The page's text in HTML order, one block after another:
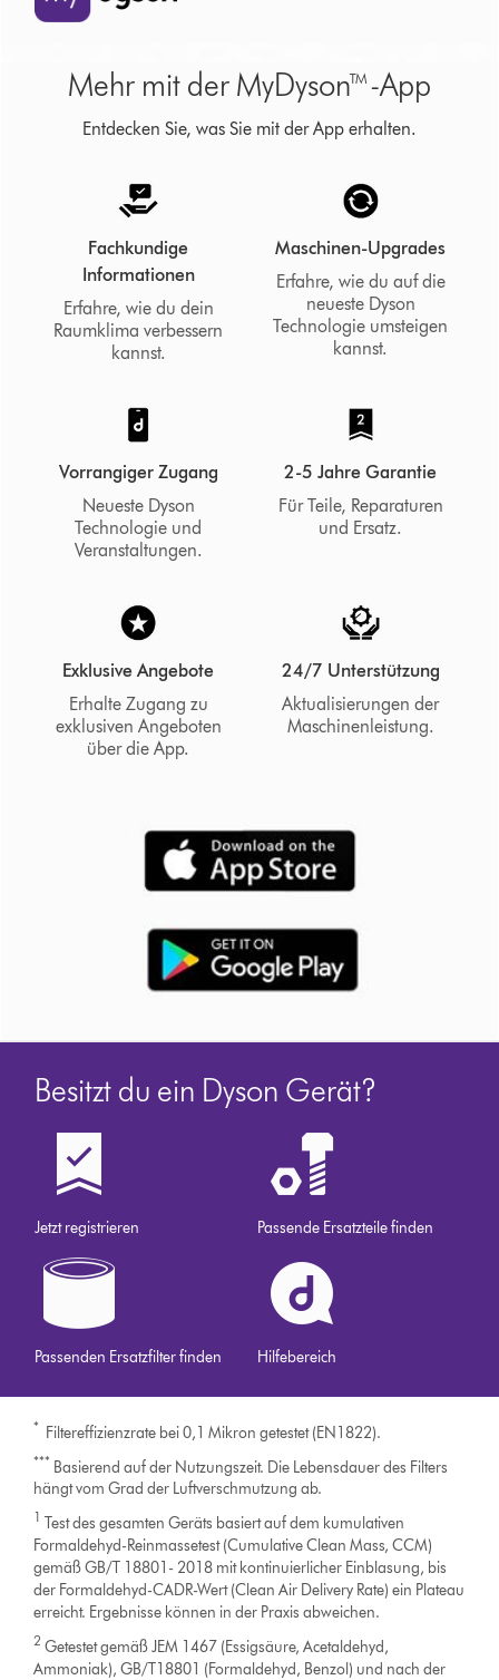
Mehr mit der MyDyson™-App
Entdecken Sie, was Sie mit der App erhalten.
Fachkundige
Informationen
Erfahre, wie du dein
Raumklima verbessern
kannst.
Maschinen-Upgrades
Erfahre, wie du auf die
neueste Dyson
Technologie umsteigen
kannst.
Vorrangiger Zugang
Neueste Dyson
Technologie und
Veranstaltungen.
2-5 Jahre Garantie
Für Teile, Reparaturen
und Ersatz.
Exklusive Angebote
Erhalte Zugang zu
exklusiven Angeboten
über die App.
24/7 Unterstützung
Aktualisierungen der
Maschinenleistung.
Besitzt du ein Dyson Gerät?
Jetzt registrieren Passende Ersatzteile finden
Passenden Ersatzfilter finden Hilfebereich
* Filtereffizienzrate bei 0,1 Mikron getestet (EN1822).
*** Basierend auf der Nutzungszeit. Die Lebensdauer des Filters
hängt vom Grad der Luftverschmutzung ab.
1 Test des gesamten Geräts basiert auf dem kumulativen
Formaldehyd-Reinmassetest (Cumulative Clean Mass, CCM)
gemäß GB/T 18801- 2018 mit kontinuierlicher Einblasung, bis
der Formaldehyd-CADR-Wert (Clean Air Delivery Rate) ein Plateau
erreicht. Ergebnisse können in der Praxis abweichen.
2 Getestet gemäß JEM 1467 (Essigsäure, Acetaldehyd,
Ammoniak), GB/T18801 (Formaldehyd, Benzol) und nach der